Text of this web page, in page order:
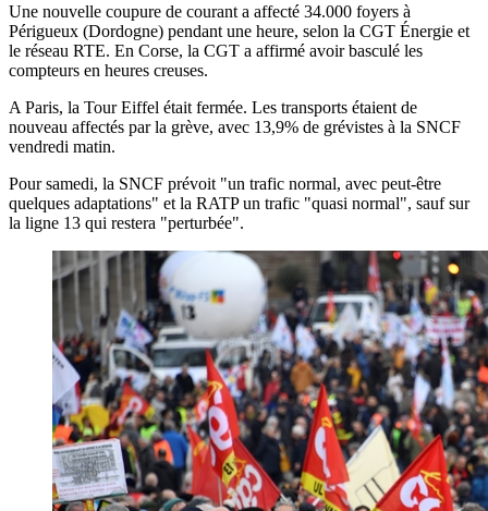
Une nouvelle coupure de courant a affecté 34.000 foyers à
Périgueux (Dordogne) pendant une heure, selon la CGT Énergie et
le réseau RTE. En Corse, la CGT a affirmé avoir basculé les
compteurs en heures creuses.
A Paris, la Tour Eiffel était fermée. Les transports étaient de
nouveau affectés par la grève, avec 13,9% de grévistes à la SNCF
vendredi matin.
Pour samedi, la SNCF prévoit "un trafic normal, avec peut-être
quelques adaptations" et la RATP un trafic "quasi normal", sauf sur
la ligne 13 qui restera "perturbée".